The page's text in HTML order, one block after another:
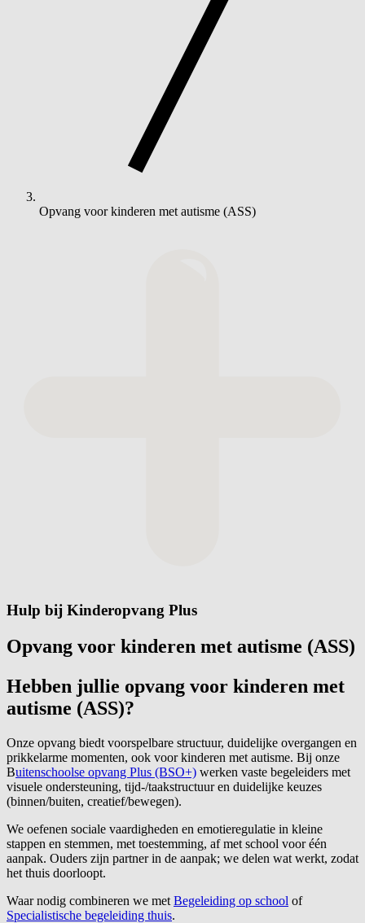
Opvang voor kinderen met autisme (ASS)
Hulp bij Kinderopvang Plus
Opvang voor kinderen met autisme (ASS)
Hebben jullie opvang voor kinderen met
autisme (ASS)?
Onze opvang biedt voorspelbare structuur, duidelijke overgangen en
prikkelarme momenten, ook voor kinderen met autisme. Bij onze
Buitenschoolse opvang Plus (BSO+) werken vaste begeleiders met
visuele ondersteuning, tijd-/taakstructuur en duidelijke keuzes
(binnen/buiten, creatief/bewegen).
We oefenen sociale vaardigheden en emotieregulatie in kleine
stappen en stemmen, met toestemming, af met school voor één
aanpak. Ouders zijn partner in de aanpak; we delen wat werkt, zodat
het thuis doorloopt.
Waar nodig combineren we met Begeleiding op school of
Specialistische begeleiding thuis.